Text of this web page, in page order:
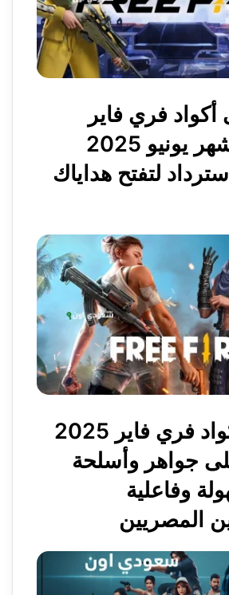
فري فاير
الحصرية لشهر يونيو 2025
لتفتح هداياك
استبدال أكواد فري فاير 2025
جواهر وأسلحة
وفاعلية
المصريين